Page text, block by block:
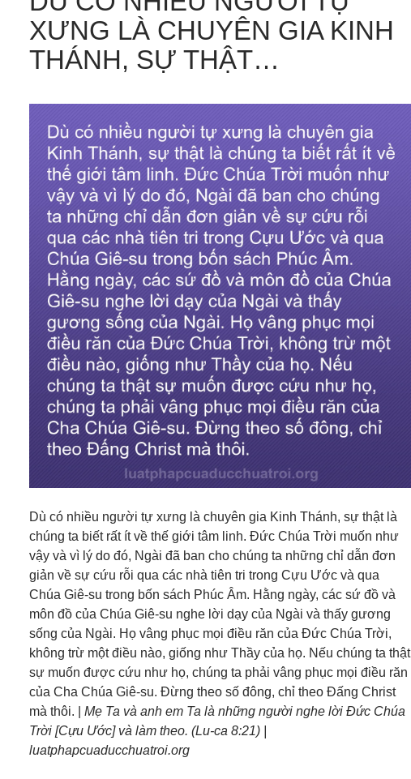
XƯNG LÀ CHUYÊN GIA KINH
THÁNH, SỰ THẬT…
Dù có nhiều người tự xưng là chuyên gia Kinh Thánh, sự thật là
chúng ta biết rất ít về thế giới tâm linh. Đức Chúa Trời muốn như
vậy và vì lý do đó, Ngài đã ban cho chúng ta những chỉ dẫn đơn
giản về sự cứu rỗi qua các nhà tiên tri trong Cựu Ước và qua
Chúa Giê-su trong bốn sách Phúc Âm. Hằng ngày, các sứ đồ và
môn đồ của Chúa Giê-su nghe lời dạy của Ngài và thấy gương
sống của Ngài. Họ vâng phục mọi điều răn của Đức Chúa Trời,
không trừ một điều nào, giống như Thầy của họ. Nếu chúng ta thật
sự muốn được cứu như họ, chúng ta phải vâng phục mọi điều răn
của Cha Chúa Giê-su. Đừng theo số đông, chỉ theo Đấng Christ
mà thôi. | Mẹ Ta và anh em Ta là những người nghe lời Đức Chúa
Trời [Cựu Ước] và làm theo. (Lu-ca 8:21) |
luatphapcuaducchuatroi.org